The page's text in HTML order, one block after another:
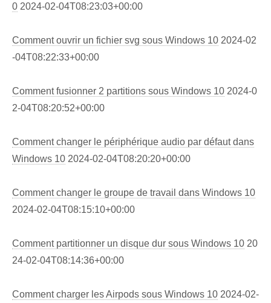
0 2024-02-04T08:23:03+00:00
Comment ouvrir un fichier svg sous Windows 10 2024-02
-04T08:22:33+00:00
Comment fusionner 2 partitions sous Windows 10 2024-0
2-04T08:20:52+00:00
Comment changer le périphérique audio par défaut dans
Windows 10 2024-02-04T08:20:20+00:00
Comment changer le groupe de travail dans Windows 10
2024-02-04T08:15:10+00:00
Comment partitionner un disque dur sous Windows 10 20
24-02-04T08:14:36+00:00
Comment charger les Airpods sous Windows 10 2024-02-